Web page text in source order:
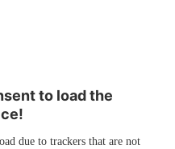
to load the
due to trackers that are not